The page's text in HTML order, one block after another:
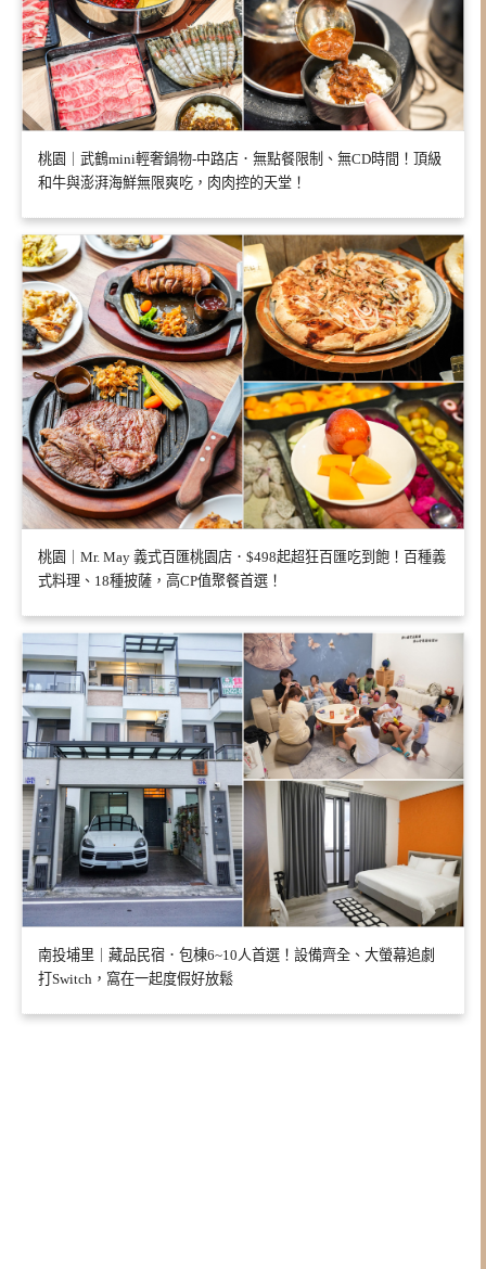
桃園｜武鶴mini輕奢鍋物-中路店．無點餐限制、無CD時間！頂級
和牛與澎湃海鮮無限爽吃，肉肉控的天堂！
桃園｜Mr. May 義式百匯桃園店．$498起超狂百匯吃到飽！百種義
式料理、18種披薩，高CP值聚餐首選！
南投埔里｜藏品民宿．包棟6~10人首選！設備齊全、大螢幕追劇
打Switch，窩在一起度假好放鬆